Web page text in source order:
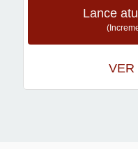
Lance
VER